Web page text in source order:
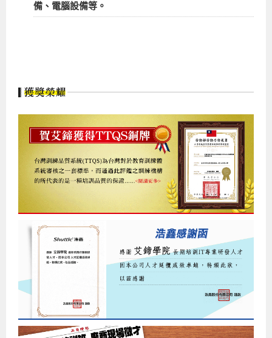
備、電腦設備等。